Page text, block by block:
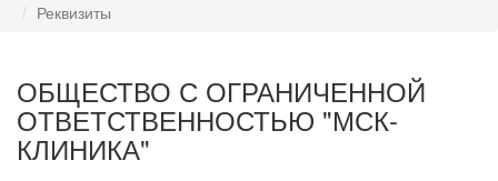
Реквизиты
ОБЩЕСТВО С ОГРАНИЧЕННОЙ
ОТВЕТСТВЕННОСТЬЮ "МСК-
КЛИНИКА"